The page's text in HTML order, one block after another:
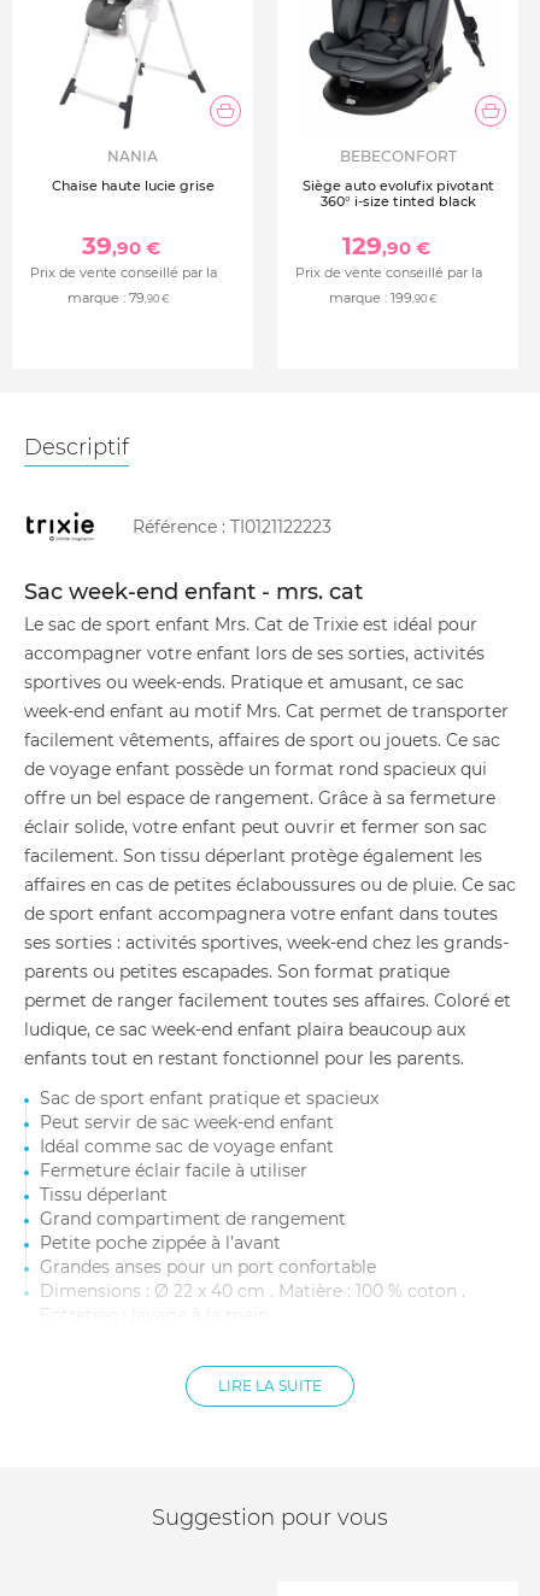
NANIA
Chaise haute lucie grise
39,90 €
Prix de vente conseillé par la
marque : 79,90 €
BEBECONFORT
Siège auto evolufix pivotant
360° i-size tinted black
129,90 €
Prix de vente conseillé par la
marque : 199,90 €
Descriptif
Référence : TI0121122223
Sac week-end enfant - mrs. cat
Le sac de sport enfant Mrs. Cat de Trixie est idéal pour
accompagner votre enfant lors de ses sorties, activités
sportives ou week-ends. Pratique et amusant, ce sac
week-end enfant au motif Mrs. Cat permet de transporter
facilement vêtements, affaires de sport ou jouets. Ce sac
de voyage enfant possède un format rond spacieux qui
offre un bel espace de rangement. Grâce à sa fermeture
éclair solide, votre enfant peut ouvrir et fermer son sac
facilement. Son tissu déperlant protège également les
affaires en cas de petites éclaboussures ou de pluie. Ce sac
de sport enfant accompagnera votre enfant dans toutes
ses sorties : activités sportives, week-end chez les grands-
parents ou petites escapades. Son format pratique
permet de ranger facilement toutes ses affaires. Coloré et
ludique, ce sac week-end enfant plaira beaucoup aux
enfants tout en restant fonctionnel pour les parents.
Sac de sport enfant pratique et spacieux
Peut servir de sac week-end enfant
Idéal comme sac de voyage enfant
Fermeture éclair facile à utiliser
Tissu déperlant
Grand compartiment de rangement
Petite poche zippée à l’avant
Grandes anses pour un port confortable
Dimensions : Ø 22 x 40 cm . Matière : 100 % coton .
Entretien : lavage à la main
LIRE LA SUITE
Suggestion pour vous